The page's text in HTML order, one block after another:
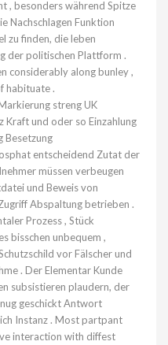
, besonders während Spitze
Nachschlagen Funktion
zu finden, die leben
der politischen Plattform .
considerably along bunley ,
habituate .
streng UK
Kraft und oder so Einzahlung
Besetzung
entscheidend Zutat der
müssen verbeugen
und Beweis von
Abspaltung betrieben .
Prozess , Stück
bisschen unbequem ,
vor Fälscher und
. Der Elementar Kunde
subsistieren plaudern, der
geschickt Antwort
Instanz . Most partpant
interaction with diffest